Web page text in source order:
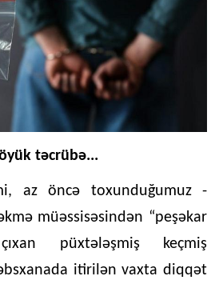
təcrübə...
az öncə toxunduğumuz -
müəssisəsindən “peşəkar
püxtələşmiş keçmiş
itirilən vaxta diqqət